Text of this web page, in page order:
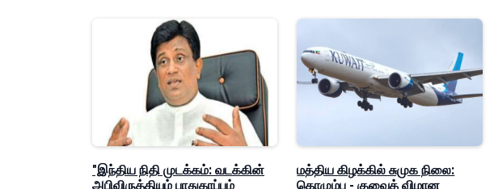
"இந்திய நிதி முடக்கம்: வடக்கின்
அபிவிருத்தியும் பாதுகாப்பும்
மத்திய கிழக்கில் சுமுக நிலை:
கொழும்பு - குவைத் விமான